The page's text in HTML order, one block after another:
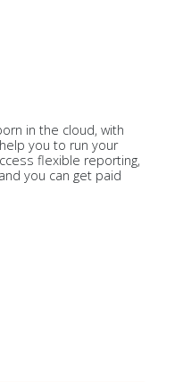
in the cloud, with
you to run your
flexible reporting,
you can get paid